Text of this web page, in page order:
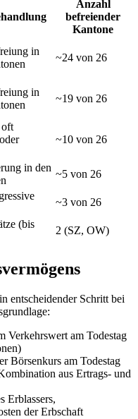
Anzahl
befreiender
Kantone
in
~24 von 26
in
~19 von 26
~10 von 26
in den
~5 von 26
~3 von 26
(bis
2 (SZ, OW)
entscheidender Schritt bei
Verkehrswert am Todestag
Börsenkurs am Todestag
aus Ertrags- und
Erblassers,
der Erbschaft